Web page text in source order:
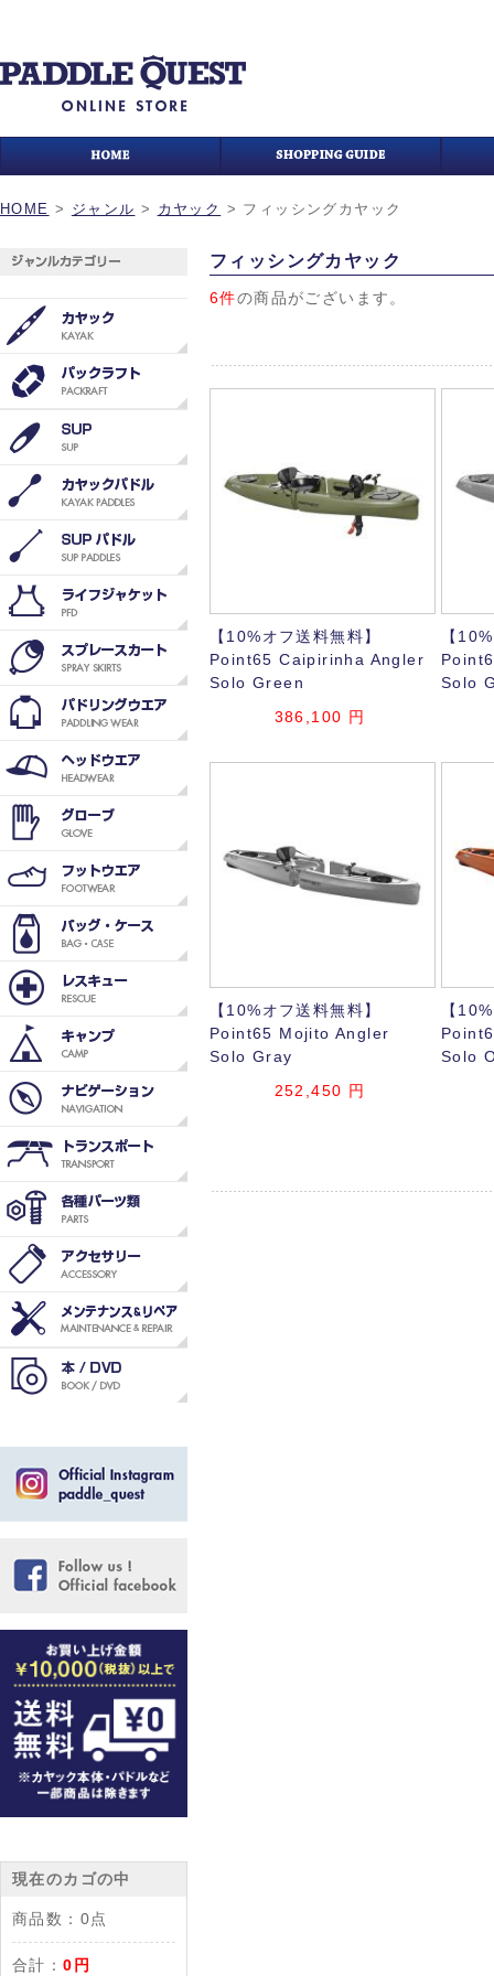
HOME > ジャンル > カヤック > フィッシングカヤック
現在のカゴの中
商品数： 0点
合計：0円
フィッシングカヤック
6件の商品がございます。
【10%オフ送料無料】
Point65 Caipirinha Angler
Solo Green
386,100 円
【
Solo
【10%オフ送料無料】
Point65 Mojito Angler
Solo Gray
252,450 円
【
Solo